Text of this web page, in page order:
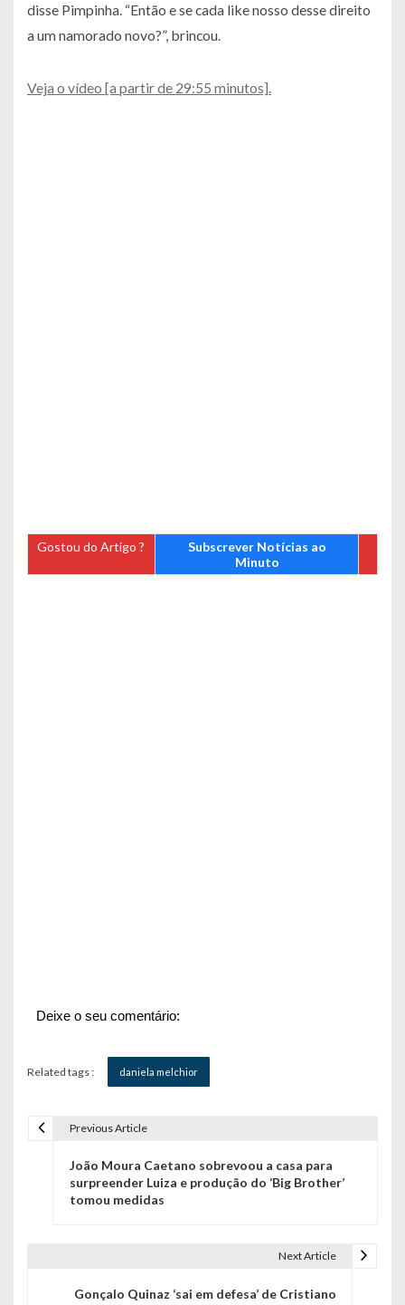
disse Pimpinha. “Então e se cada like nosso desse direito
a um namorado novo?”, brincou.
Veja o vídeo [a partir de 29:55 minutos].
Gostou do Artigo ?
Subscrever Notícias ao
Minuto
Deixe o seu comentário:
Related tags : daniela melchior
Previous Article
João Moura Caetano sobrevoou a casa para
surpreender Luiza e produção do ‘Big Brother’
tomou medidas
Next Article
Gonçalo Quinaz ‘sai em defesa’ de Cristiano